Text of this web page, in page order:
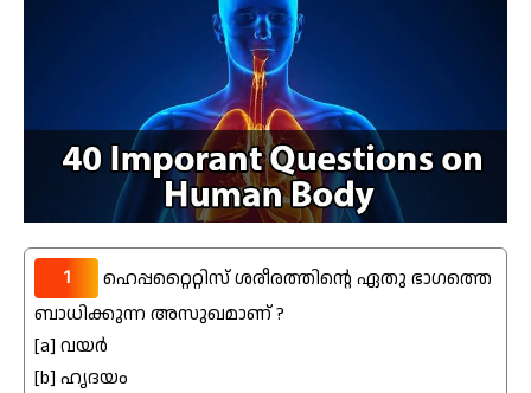
1
ഹെപ്പറ്റൈറ്റിസ് ശരീരത്തിന്റെ ഏതു ഭാഗത്തെ
ബാധിക്കുന്ന അസുഖമാണ് ?
[a] വയർ
[b] ഹൃദയം